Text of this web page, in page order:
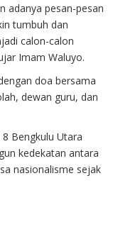
adanya pesan-pesan
tumbuh dan
calon-calon
Imam Waluyo.
doa bersama
dewan guru, dan
Bengkulu Utara
kedekatan antara
nasionalisme sejak